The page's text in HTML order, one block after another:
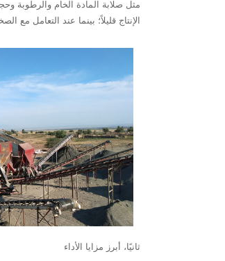
الإنتاج قليلاً؛ بينما عند التعامل مع
ثانيًا، أبرز مزايا الأداء